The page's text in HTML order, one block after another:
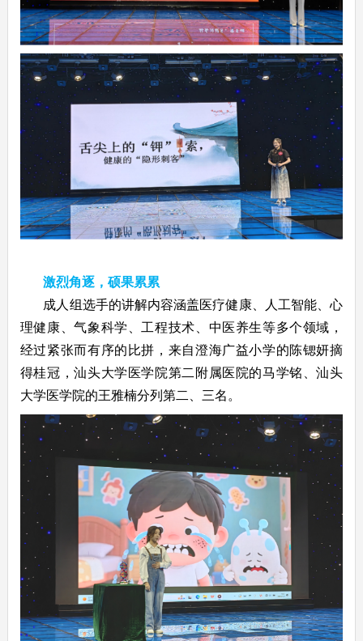
激烈角逐，硕果累累
成人组选手的讲解内容涵盖医疗健康、人工智能、心
理健康、气象科学、工程技术、中医养生等多个领域，
经过紧张而有序的比拼，来自澄海广益小学的陈锶妍摘
得桂冠，汕头大学医学院第二附属医院的马学铭、汕头
大学医学院的王雅楠分列第二、三名。